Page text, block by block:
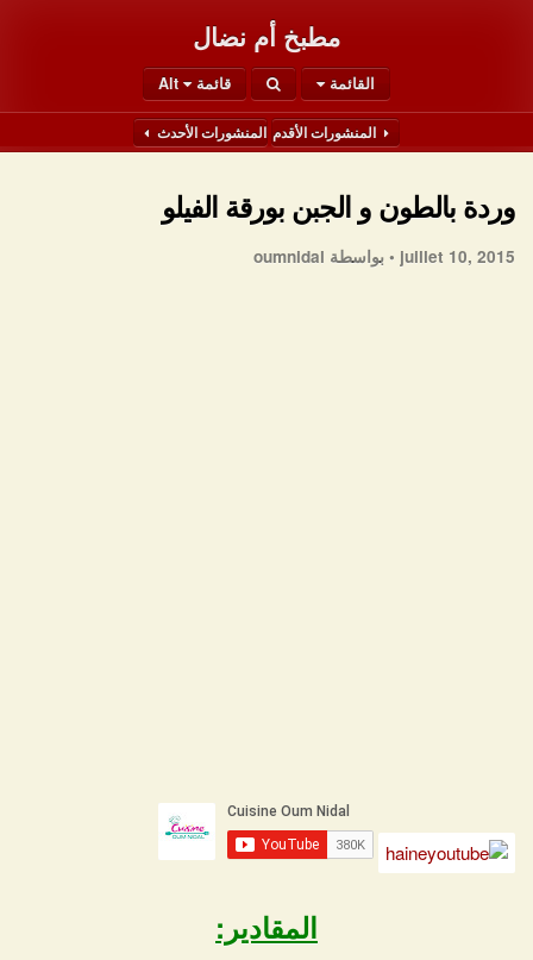
مطبخ أم نضال
القائمة قائمة Alt
المنشورات الأقدم المنشورات الأحدث
وردة بالطون و الجبن بورقة الفيلو
juillet 10, 2015 • بواسطة oumnidal
المقادير: